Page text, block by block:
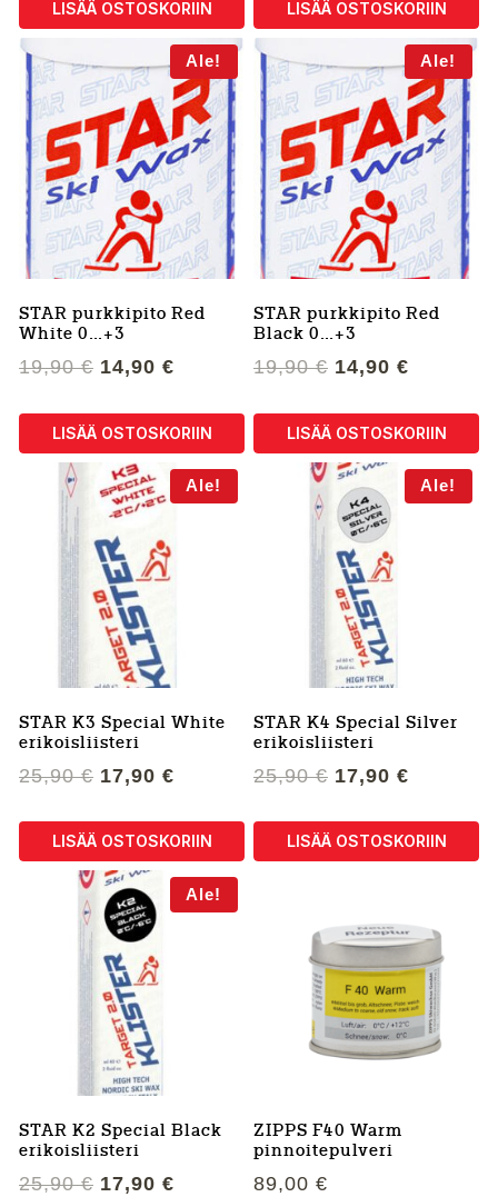
19,90 €.14,90 €.
LISÄÄ OSTOSKORIIN
19,90 €.14,90 €.
LISÄÄ OSTOSKORIIN
Ale!
STAR purkkipito Red
White 0…+3
19,90€ Alkuperäinen
oli:
19,90 €.
14,90 € Nykyinen
on:
14,90 €.
LISÄÄ OSTOSKORIIN
Ale!
STAR purkkipito Red
Black 0…+3
19,90€ Alkuperäinen
oli:
19,90 €.
14,90 €
on:
14,90 €.
LISÄÄ OSTOSKORIIN
Ale!
STAR K3 Special White
erikoisliisteri
25,90€ Alkuperäinen
oli:
25,90 €.
17,90 € Nykyinen
on:
17,90 €.
LISÄÄ OSTOSKORIIN
Ale!
STAR K4 Special Silver
erikoisliisteri
25,90€ Alkuperäinen
oli:
25,90 €.
17,90 €
on:
17,90 €.
LISÄÄ OSTOSKORIIN
Ale!
STAR K2 Special Black
erikoisliisteri
25,90€ Alkuperäinen
17,90 € Nykyinen
ZIPPS F40 Warm
pinnoitepulveri
89,00 €